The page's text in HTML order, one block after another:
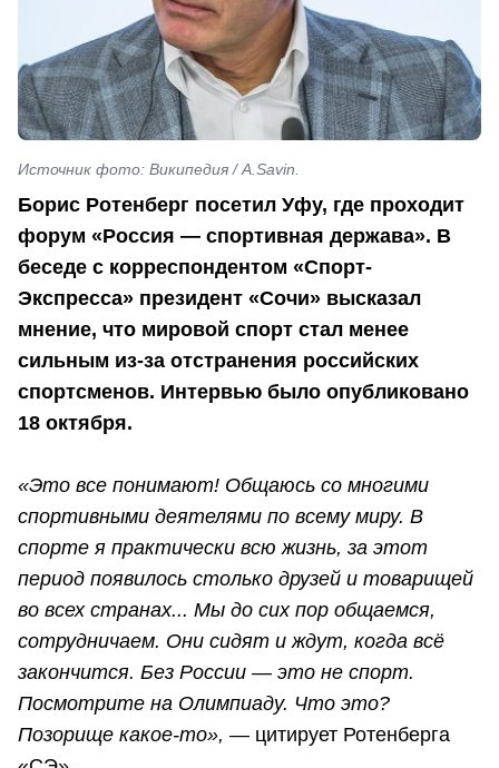
Источник фото: Википедия / A.Savin.
Борис Ротенберг посетил Уфу, где проходит
форум «Россия — спортивная держава». В
беседе с корреспондентом «Спорт-
Экспресса» президент «Сочи» высказал
мнение, что мировой спорт стал менее
сильным из-за отстранения российских
спортсменов. Интервью было опубликовано
18 октября.
«Это все понимают! Общаюсь со многими
спортивными деятелями по всему миру. В
спорте я практически всю жизнь, за этот
период появилось столько друзей и товарищей
во всех странах... Мы до сих пор общаемся,
сотрудничаем. Они сидят и ждут, когда всё
закончится. Без России — это не спорт.
Посмотрите на Олимпиаду. Что это?
Позорище какое-то», — цитирует Ротенберга